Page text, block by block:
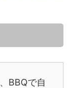
BBQで自